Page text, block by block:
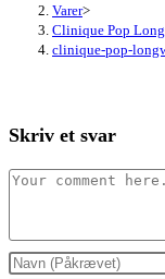
Varer>
Clinique Pop
clinique-pop-
Skriv et svar
Comment
Enter